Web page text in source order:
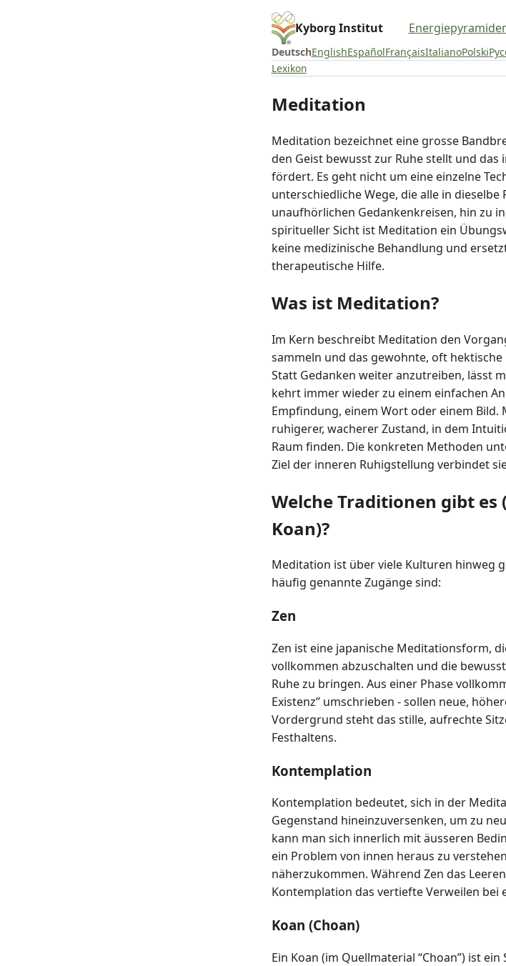
Kyborg Institut
DeutschEnglishEspañolFrançaisItalianoPolski
Lexikon
Meditation
Meditation bezeichnet eine grosse
den Geist bewusst zur Ruhe stellt und
fördert. Es geht nicht um eine einzelne
unterschiedliche Wege, die alle in dieselbe
unaufhörlichen Gedankenkreisen, hin zu
spiritueller Sicht ist Meditation ein
keine medizinische Behandlung und
therapeutische Hilfe.
Was ist Meditation?
Im Kern beschreibt Meditation den
sammeln und das gewohnte, oft
Statt Gedanken weiter anzutreiben, lässt
kehrt immer wieder zu einem einfachen
Empfindung, einem Wort oder einem Bild.
ruhigerer, wacherer Zustand, in dem
Raum finden. Die konkreten Methoden
Ziel der inneren Ruhigstellung verbindet
Welche Traditionen gibt
Koan)?
Meditation ist über viele Kulturen hinweg
häufig genannte Zugänge sind:
Zen
Zen ist eine japanische Meditationsform,
vollkommen abzuschalten und die
Ruhe zu bringen. Aus einer Phase
Existenz” umschrieben - sollen neue,
Vordergrund steht das stille, aufrechte
Festhaltens.
Kontemplation
Kontemplation bedeutet, sich in der
Gegenstand hineinzuversenken, um zu
kann man sich innerlich mit äusseren
ein Problem von innen heraus zu
näherzukommen. Während Zen das
Kontemplation das vertiefte Verweilen bei
Koan (Choan)
Ein Koan (im Quellmaterial “Choan”) ist